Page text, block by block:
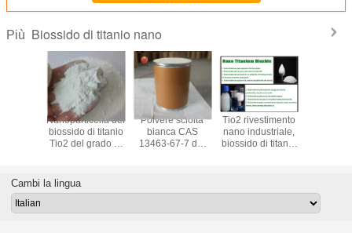
Più Biossido di titanio nano
del
Nanoparticella del
biossido di titanio
Tio2 del grado di
Polvere sciolta
bianca CAS
13463-67-7 del
Tio2 rivestimento
nano industriale,
biossido di titanio
Cambi la lingua